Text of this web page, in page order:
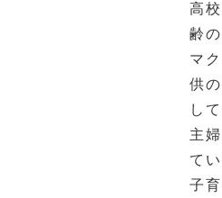
高
齢
マ
供
し
主
て
子